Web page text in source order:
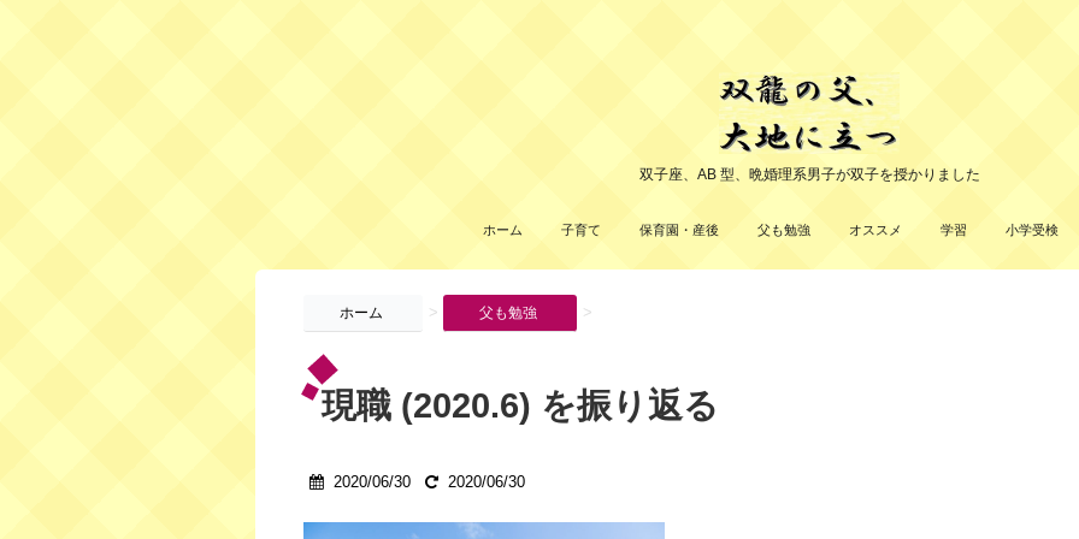
双子座、AB 型、晩婚理系男子が双子を授かりました
ホーム 子育て 保育園・産後 父も勉強 オススメ 学習 小学受検
ホーム > 父も勉強 >
現職 (2020.6) を振り返る
2020/06/30 2020/06/30